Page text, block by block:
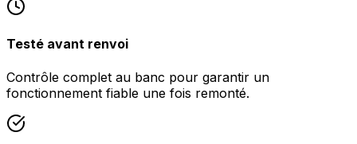
Testé avant renvoi
Contrôle complet au banc pour garantir un
fonctionnement fiable une fois remonté.